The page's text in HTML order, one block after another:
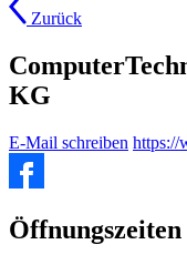
Zurück
KG
E-Mail schreiben https://
Öffnungszeiten